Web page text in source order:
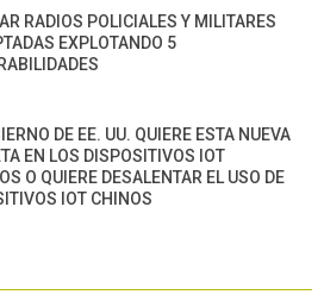
RADIOS POLICIALES Y MILITARES
EXPLOTANDO 5
DE EE. UU. QUIERE ESTA NUEVA
EN LOS DISPOSITIVOS IOT
O QUIERE DESALENTAR EL USO DE
IOT CHINOS